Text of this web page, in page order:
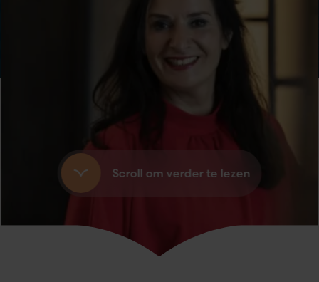
Scroll om verder te lezen